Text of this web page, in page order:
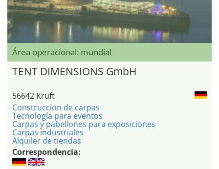
Área operacional: mundial
TENT DIMENSIONS GmbH
56642 Kruft
Construccion de carpas
Tecnología para eventos
Carpas y pabellones para exposiciones
Carpas industriales
Alquiler de tiendas
Correspondencia: